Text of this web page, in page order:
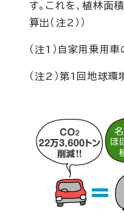
す。これを、植林
算出（注2））
（注1）自家用乗用
（注2）第1回地球